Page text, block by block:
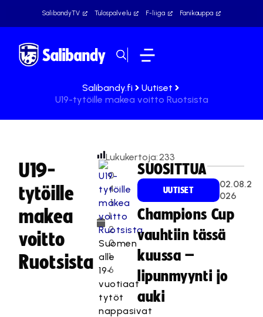
SalibandyTV Tulospalvelu F-liiga Fanikauppa
Salibandy.fi
Uutiset
U19-tytöille makea voitto Ruotsista
U19-
tytöille
makea
voitto
Ruotsista
0
4
.1
1.
2
0
1
6
Lukukertoja:233
Suomen
alle
19-
vuotiaat
tytöt
nappasivat
SUOSITTUA
UUTISET
02.08.2
026
Champions Cup
vauhtiin tässä
kuussa –
lipunmyynti jo
auki